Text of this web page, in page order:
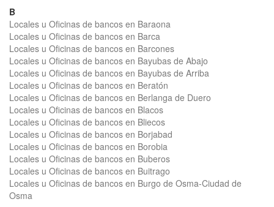
B
Locales u Oficinas de bancos en Baraona
Locales u Oficinas de bancos en Barca
Locales u Oficinas de bancos en Barcones
Locales u Oficinas de bancos en Bayubas de Abajo
Locales u Oficinas de bancos en Bayubas de Arriba
Locales u Oficinas de bancos en Beratón
Locales u Oficinas de bancos en Berlanga de Duero
Locales u Oficinas de bancos en Blacos
Locales u Oficinas de bancos en Bliecos
Locales u Oficinas de bancos en Borjabad
Locales u Oficinas de bancos en Borobia
Locales u Oficinas de bancos en Buberos
Locales u Oficinas de bancos en Buitrago
Locales u Oficinas de bancos en Burgo de Osma-Ciudad de
Osma